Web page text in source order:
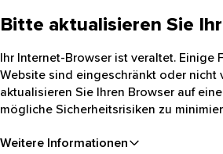
Bitte aktualisieren Sie
Ihr Internet-Browser ist veraltet. Einige
Website sind eingeschränkt oder nicht
aktualisieren Sie Ihren Browser auf
mögliche Sicherheitsrisiken zu
Weitere Informationen